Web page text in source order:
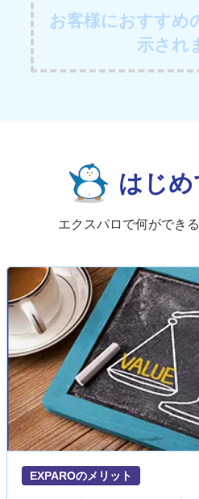
お客様におすすめ
示され
はじ
エクスパロで何ができ
EXPAROのメリット